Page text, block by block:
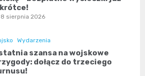
8 sierpnia 2026
Wydarzenia
szansa na wojskowe
dołącz do trzeciego